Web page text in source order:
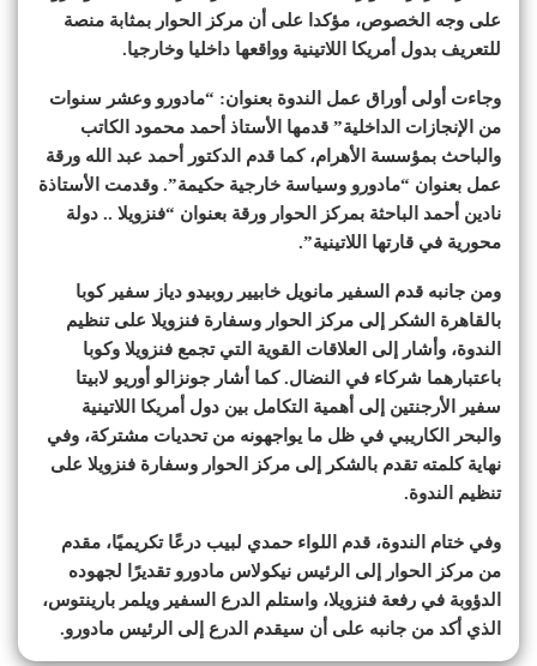
على وجه الخصوص، مؤكدا على أن مركز الحوار بمثابة منصة
للتعريف بدول أمريكا اللاتينية وواقعها داخليا وخارجيا.
وجاءت أولى أوراق عمل الندوة بعنوان: “مادورو وعشر سنوات
من الإنجازات الداخلية” قدمها الأستاذ أحمد محمود الكاتب
والباحث بمؤسسة الأهرام، كما قدم الدكتور أحمد عبد الله ورقة
عمل بعنوان “مادورو وسياسة خارجية حكيمة”. وقدمت الأستاذة
نادين أحمد الباحثة بمركز الحوار ورقة بعنوان “فنزويلا .. دولة
محورية في قارتها اللاتينية”.
ومن جانبه قدم السفير مانويل خابيير روبيدو دياز سفير كوبا
بالقاهرة الشكر إلى مركز الحوار وسفارة فنزويلا على تنظيم
الندوة، وأشار إلى العلاقات القوية التي تجمع فنزويلا وكوبا
باعتبارهما شركاء في النضال. كما أشار جونزالو أوريو لابيتا
سفير الأرجنتين إلى أهمية التكامل بين دول أمريكا اللاتينية
والبحر الكاريبي في ظل ما يواجهونه من تحديات مشتركة، وفي
نهاية كلمته تقدم بالشكر إلى مركز الحوار وسفارة فنزويلا على
تنظيم الندوة.
وفي ختام الندوة، قدم اللواء حمدي لبيب درعًا تكريميًا، مقدم
من مركز الحوار إلى الرئيس نيكولاس مادورو تقديرًا لجهوده
الدؤوبة في رفعة فنزويلا، واستلم الدرع السفير ويلمر بارينتوس،
الذي أكد من جانبه على أن سيقدم الدرع إلى الرئيس مادورو.